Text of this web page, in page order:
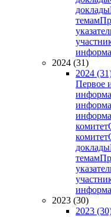
доклады
темам
2024 (31)
2024
Первое
комитет
комитет
доклады
темам
2023 (30)
2023